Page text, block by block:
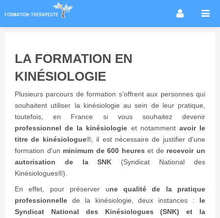
Conseils formation
Annuaire des praticiens
Agenda & Actualités
Forum
LA FORMATION EN
KINÉSIOLOGIE
Plusieurs parcours de formation s'offrent aux personnes qui
souhaitent utiliser la kinésiologie au sein de leur pratique,
toutefois, en France si vous souhaitez devenir
professionnel de la kinésiologie et notamment avoir le
titre de kinésiologue®, il est nécessaire de justifier d'une
formation d'un minimum de 600 heures et de recevoir un
autorisation de la SNK (Syndicat National des
Kinésiologues®).
En effet, pour préserver une qualité de la pratique
professionnelle de la kinésiologie, deux instances : le
Syndicat National des Kinésiologues (SNK) et la